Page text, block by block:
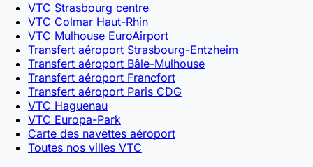
VTC Strasbourg centre
VTC Colmar Haut-Rhin
VTC Mulhouse EuroAirport
Transfert aéroport Strasbourg-Entzheim
Transfert aéroport Bâle-Mulhouse
Transfert aéroport Francfort
Transfert aéroport Paris CDG
VTC Haguenau
VTC Europa-Park
Carte des navettes aéroport
Toutes nos villes VTC